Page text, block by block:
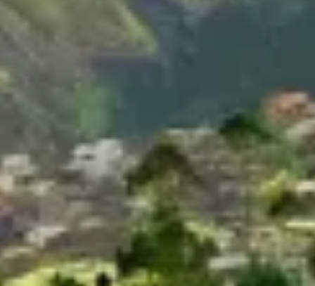
パーソナライズ広告のためにプロファイルを作
成する
パーソナライズコンテンツの選択のためにプロ
ファイルを利用する
広告のパフォーマンスを測定する
コンテンツのパフォーマンスを測定する
統計情報または様々な情報源からのデータを組
み合わせてユーザー層を理解する
サービスを開発・改良する